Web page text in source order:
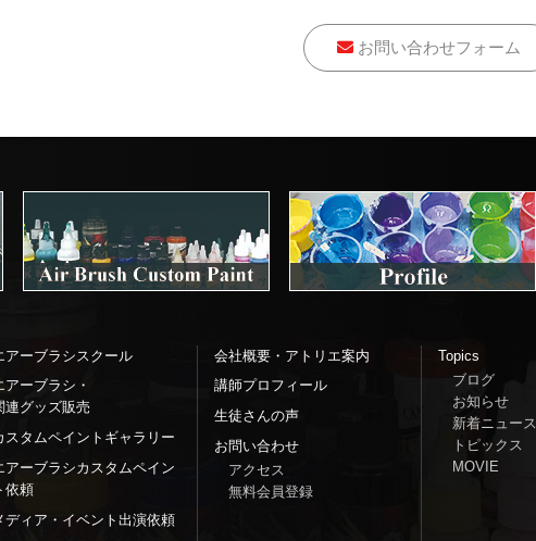
お問い合わせフォーム
アーブラシスクール
アーブラシ・
連グッズ販売
スタムペイントギャラリー
アーブラシカスタムペイン
依頼
ディア・イベント出演依頼
会社概要・アトリエ案内
講師プロフィール
生徒さんの声
お問い合わせ
アクセス
無料会員登録
Topics
ブログ
お知らせ
新着ニュース
トピックス
MOVIE